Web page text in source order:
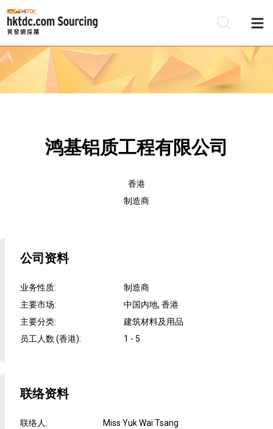
鸿基铝质工程有限公司
香港
制造商
公司资料
业务性质:
制造商
主要市场:
中国内地, 香港
主要分类:
建筑材料及用品
员工人数 (香港): 1 - 5
联络资料
联络人:
Miss Yuk Wai Tsang